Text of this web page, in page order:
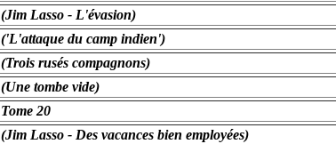
(Jim Lasso - L'évasion)
('L'attaque du camp indien')
(Trois rusés compagnons)
(Une tombe vide)
Tome 20
(Jim Lasso - Des vacances bien employées)